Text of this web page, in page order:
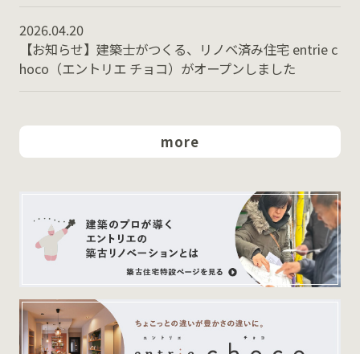
2026.04.20
【お知らせ】建築士がつくる、リノベ済み住宅 entrie c
hoco（エントリエ チョコ）がオープンしました
more